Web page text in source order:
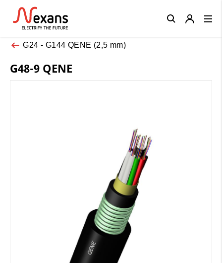
G24 - G144 QENE (2,5 mm)
G48-9 QENE
Close